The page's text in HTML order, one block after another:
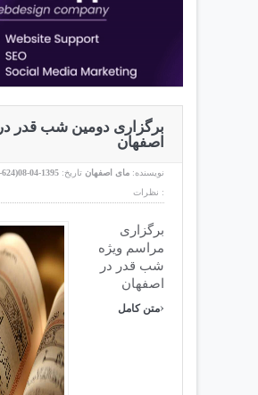
برگزاری دومین شب قدر در
اصفهان
نویسنده: مای اصفهان تاریخ: 1395-04-08(
624-1--1014
نظرات :
برگزاری
مراسم ویژه
شب قدر در
اصفهان
متن کامل›